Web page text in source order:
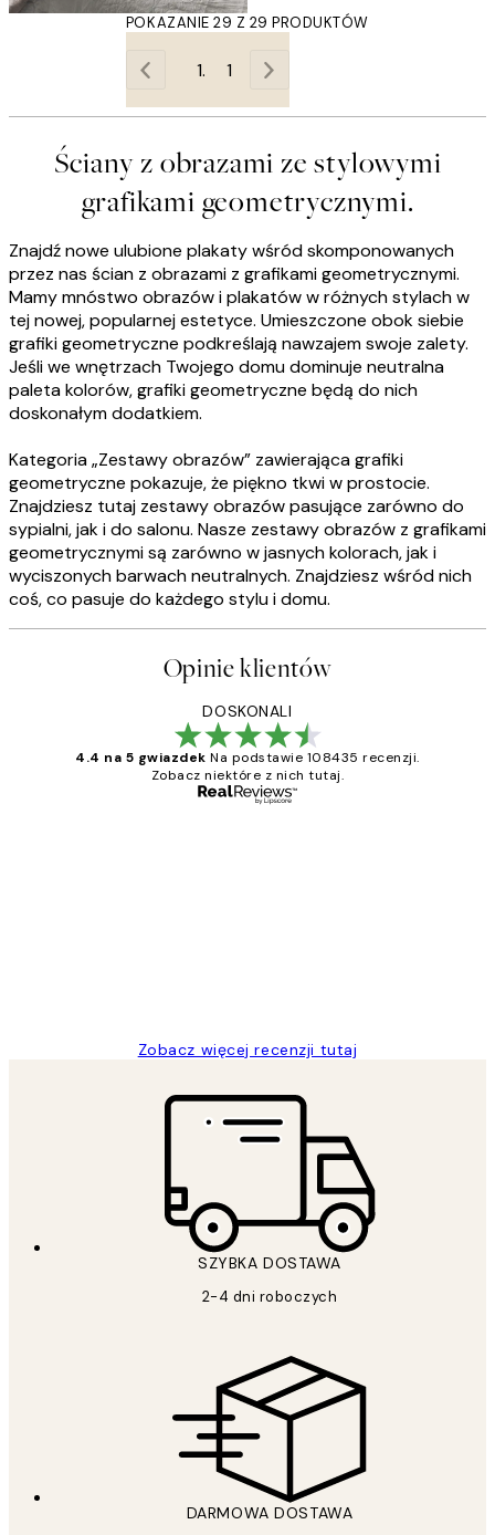
POKAZANIE 29 Z 29 PRODUKTÓW
1
Ściany z obrazami ze stylowymi
grafikami geometrycznymi.
Znajdź nowe ulubione plakaty wśród skomponowanych
przez nas ścian z obrazami z grafikami geometrycznymi.
Mamy mnóstwo obrazów i plakatów w różnych stylach w
tej nowej, popularnej estetyce. Umieszczone obok siebie
grafiki geometryczne podkreślają nawzajem swoje zalety.
Jeśli we wnętrzach Twojego domu dominuje neutralna
paleta kolorów, grafiki geometryczne będą do nich
doskonałym dodatkiem.
Kategoria „Zestawy obrazów” zawierająca grafiki
geometryczne pokazuje, że piękno tkwi w prostocie.
Znajdziesz tutaj zestawy obrazów pasujące zarówno do
sypialni, jak i do salonu. Nasze zestawy obrazów z grafikami
geometrycznymi są zarówno w jasnych kolorach, jak i
wyciszonych barwach neutralnych. Znajdziesz wśród nich
coś, co pasuje do każdego stylu i domu.
Opinie klientów
DOSKONALI
4.4 na 5 gwiazdek Na podstawie 108435 recenzji.
Zobacz niektóre z nich tutaj.
Zobacz więcej recenzji tutaj
SZYBKA DOSTAWA
2-4 dni roboczych
DARMOWA DOSTAWA